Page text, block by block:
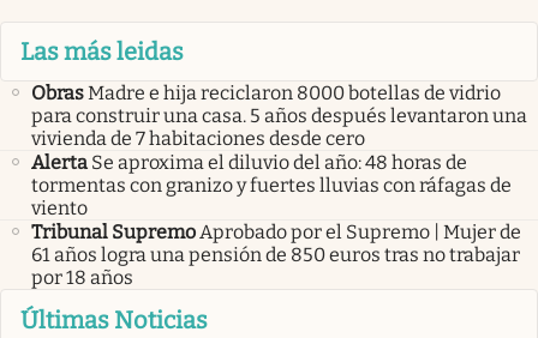
Las más leidas
ObrasMadre e hija reciclaron 8000 botellas de vidrio
para construir una casa. 5 años después levantaron una
vivienda de 7 habitaciones desde cero
Alerta Se aproxima el diluvio del año: 48 horas de
tormentas con granizo y fuertes lluvias con ráfagas de
viento
Tribunal SupremoAprobado por el Supremo | Mujer de
61 años logra una pensión de 850 euros tras no trabajar
por 18 años
Últimas Noticias